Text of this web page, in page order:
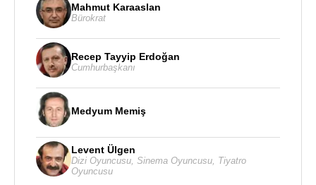
Mahmut Karaaslan
Bürokrat
Recep Tayyip Erdoğan
Cumhurbaşkanı
Medyum Memiş
Levent Ülgen
Dizi Oyuncusu, Sinema Oyuncusu, Tiyatro
Oyuncusu